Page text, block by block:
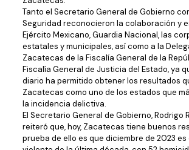
Tanto el Secretario General de Gobierno
Seguridad reconocieron la colaboración y
Ejército Mexicano, Guardia Nacional, las
estatales y municipales, así como a la
Zacatecas de la Fiscalía General de la
Fiscalía General de Justicia del Estado, ya
diario ha permitido obtener los resultados
Zacatecas como uno de los estados que
la incidencia delictiva.
El Secretario General de Gobierno, Rodrigo
reiteró que, hoy, Zacatecas tiene buenos
prueba de ello es que diciembre de 2023 es